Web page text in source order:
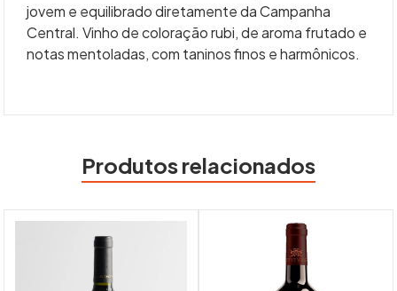
jovem e equilibrado diretamente da Campanha
Central. Vinho de coloração rubi, de aroma frutado e
notas mentoladas, com taninos finos e harmônicos.
Produtos relacionados